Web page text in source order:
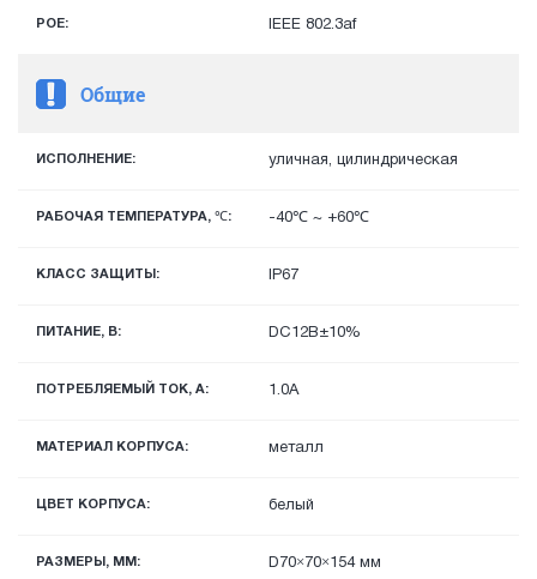
POE: IEEE 802.3af
Общие
ИСПОЛНЕНИЕ: уличная, цилиндрическая
РАБОЧАЯ ТЕМПЕРАТУРА, ℃: -40℃ ~ +60℃
КЛАСС ЗАЩИТЫ: IP67
ПИТАНИЕ, В: DC12В±10%
ПОТРЕБЛЯЕМЫЙ ТОК, А: 1.0А
МАТЕРИАЛ КОРПУСА: металл
ЦВЕТ КОРПУСА: белый
РАЗМЕРЫ, ММ: D70×70×154 мм